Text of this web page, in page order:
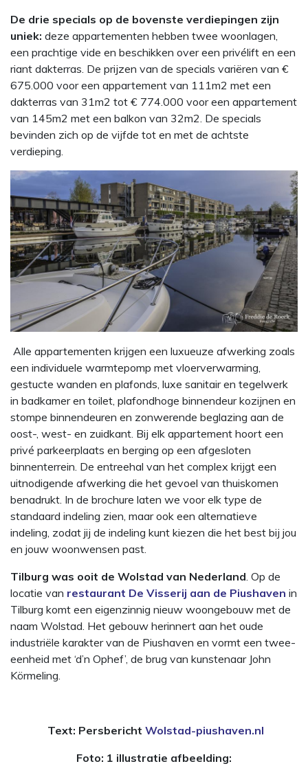
De drie specials op de bovenste verdiepingen zijn
uniek: deze appartementen hebben twee woonlagen,
een prachtige vide en beschikken over een privélift en een
riant dakterras. De prijzen van de specials variëren van €
675.000 voor een appartement van 111m2 met een
dakterras van 31m2 tot € 774.000 voor een appartement
van 145m2 met een balkon van 32m2. De specials
bevinden zich op de vijfde tot en met de achtste
verdieping.
Alle appartementen krijgen een luxueuze afwerking zoals
een individuele warmtepomp met vloerverwarming,
gestucte wanden en plafonds, luxe sanitair en tegelwerk
in badkamer en toilet, plafondhoge binnendeur kozijnen en
stompe binnendeuren en zonwerende beglazing aan de
oost-, west- en zuidkant. Bij elk appartement hoort een
privé parkeerplaats en berging op een afgesloten
binnenterrein. De entreehal van het complex krijgt een
uitnodigende afwerking die het gevoel van thuiskomen
benadrukt. In de brochure laten we voor elk type de
standaard indeling zien, maar ook een alternatieve
indeling, zodat jij de indeling kunt kiezen die het best bij jou
en jouw woonwensen past.
Tilburg was ooit de Wolstad van Nederland. Op de
locatie van restaurant De Visserij aan de Piushaven in
Tilburg komt een eigenzinnig nieuw woongebouw met de
naam Wolstad. Het gebouw herinnert aan het oude
industriële karakter van de Piushaven en vormt een twee-
eenheid met ‘d’n Ophef’, de brug van kunstenaar John
Körmeling.
Text: Persbericht Wolstad-piushaven.nl
Foto: 1 illustratie afbeelding: